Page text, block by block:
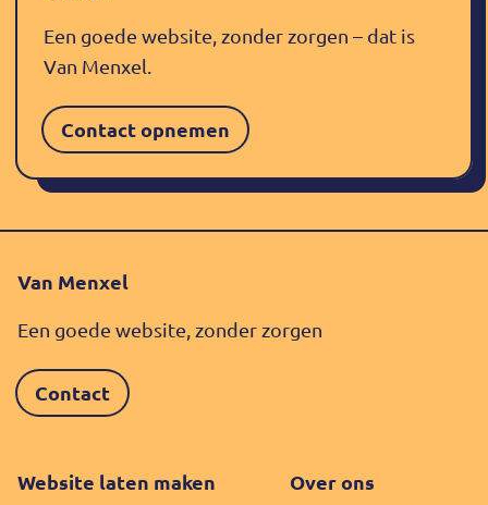
Een goede website, zonder zorgen – dat is
Van Menxel.
Contact opnemen
Van Menxel
Een goede website, zonder zorgen
Contact
Website laten maken Over ons